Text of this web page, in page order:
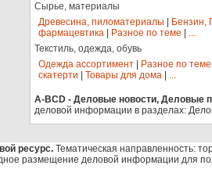
Сырье, материалы
Древесина, пиломатериалы
Бензин,
фармацевтика
Разное по теме
...
Текстиль, одежда, обувь
Одежда ассортимент
Разное по теме
скатерти
Товары для дома ...
A-BCD - Деловые новости, Деловые
деловой информации в разделах:
ресурс. Тематическая направленность:
размещение деловой информации для